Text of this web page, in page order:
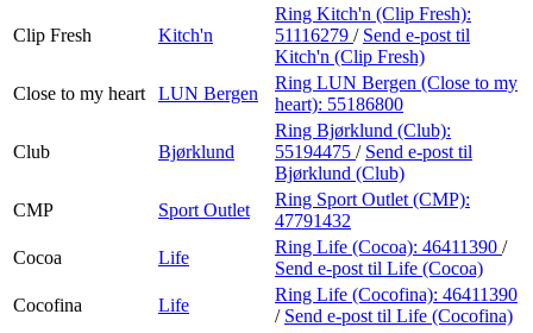
Clip Fresh Kitch'n
Ring Kitch'n (Clip Fresh):
51116279 / Send e-post til
Kitch'n (Clip Fresh)
Close to my heart
LUN Bergen
Ring LUN Bergen (Close to my
heart): 55186800
Club Bjørklund
Ring Bjørklund (Club):
55194475 / Send e-post til
Bjørklund (Club)
CMP
Sport Outlet
Ring Sport Outlet (CMP):
47791432
Cocoa
Life
Ring Life (Cocoa): 46411390 /
Send e-post til Life (Cocoa)
Cocofina
Life
Ring Life (Cocofina): 46411390
/ Send e-post til Life (Cocofina)